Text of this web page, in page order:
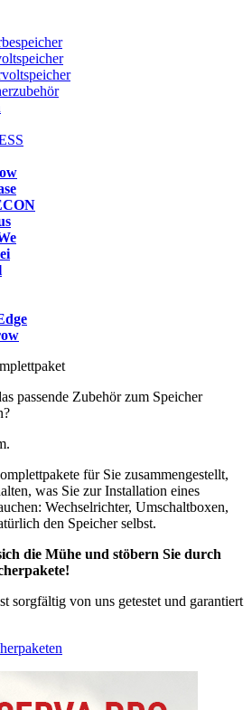
passende Zubehör zum Speicher
für Sie zusammengestellt,
was Sie zur Installation eines
Wechselrichter, Umschaltboxen,
den Speicher selbst.
die Mühe und stöbern Sie durch
sorgfältig von uns getestet und garantiert